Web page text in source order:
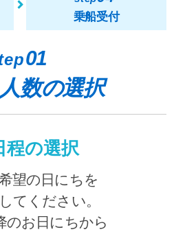
乗船受付
01
数の選択
程の選択
望の日にちを
てください。
のお日にちから